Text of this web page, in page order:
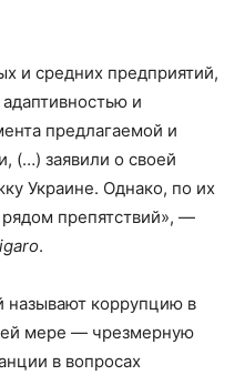
и средних предприятий,
и
предлагаемой и
(…) заявили о своей
Украине. Однако, по их
препятствий», —
.
называют коррупцию в
мере — чрезмерную
в вопросах